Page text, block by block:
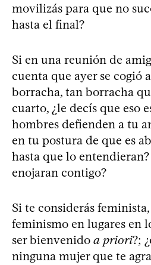
movilizás para que no
hasta el final?
Si en una reunión de
cuenta que ayer se cogió
borracha, tan borracha
cuarto, ¿le decís que eso
hombres defienden a tu
en tu postura de que es
hasta que lo
enojaran contigo?
Si te considerás
feminismo en lugares en
ser bienvenido a priori?;
ninguna mujer que te